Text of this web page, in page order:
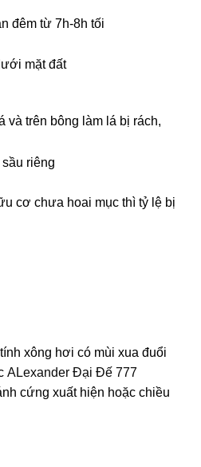
đêm từ 7h-8h tối
mặt đất
và trên bông làm lá bị rách,
cơ chưa hoai mục thì tỷ lệ bị
xông hơi có mùi xua đuổi
ALexander Đại Đế 777
cứng xuất hiện hoặc chiều